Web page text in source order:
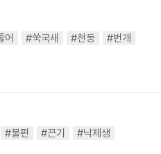
어 #쑥국새 #천둥
#번개
#불편 #끈기 #낙제생